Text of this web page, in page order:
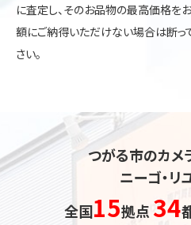
に査定し、そのお品物の最高価格を
額にご納得いただけない場合は断っ
さい。
つがる市のカメ
ニーゴ・リ
全国15拠点 34